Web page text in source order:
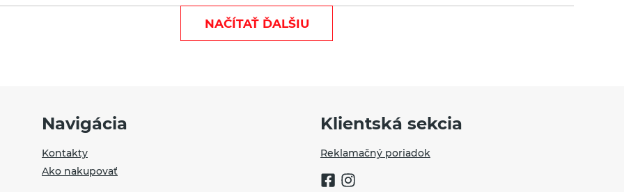
NAČÍTAŤ ĎALŠIU
Navigácia
Kontakty
Ako nakupovať
Klientská sekcia
Reklamačný poriadok